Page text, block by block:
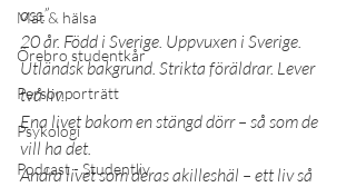
Mat & hälsa
Örebro studentkår
Personporträtt
Psykologi
Podcast - Studentliv
oss.”
20 år. Född i Sverige. Uppvuxen i Sverige.
Utländsk bakgrund. Strikta föräldrar. Lever
två liv.
Ena livet bakom en stängd dörr – så som de
vill ha det.
Andra livet som deras akilleshäl – ett liv så